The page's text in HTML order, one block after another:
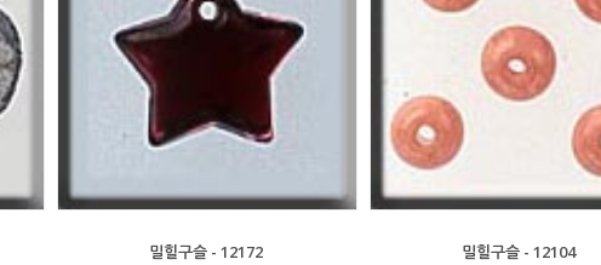
밀힐구슬 - 12172
밀힐구슬 - 12104